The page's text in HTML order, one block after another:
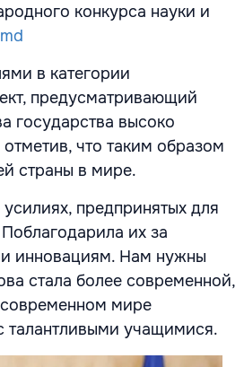
конкурса науки и
в категории
предусматривающий
государства высоко
что таким образом
страны в мире.
предпринятых для
их за
и инновациям. Нам нужны
стала более современной,
мире
талантливыми учащимися.